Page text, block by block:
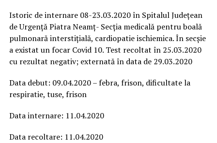
Istoric de internare 08-23.03.2020 în Spitalul Județean
de Urgență Piatra Neamț- Secția medicală pentru boală
pulmonară interstițială, cardiopatie ischiemica. În secșie
a existat un focar Covid 10. Test recoltat în 25.03.2020
cu rezultat negativ; externată în data de 29.03.2020
Data debut: 09.04.2020 – febra, frison, dificultate la
respiratie, tuse, frison
Data internare: 11.04.2020
Data recoltare: 11.04.2020